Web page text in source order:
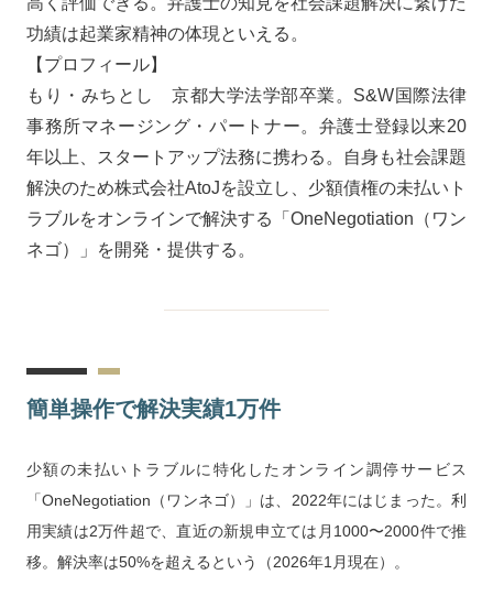
功績は起業家精神の体現といえる。
【プロフィール】
もり・みちとし 京都大学法学部卒業。S&W国際法律
事務所マネージング・パートナー。弁護士登録以来20
年以上、スタートアップ法務に携わる。自身も社会課題
解決のため株式会社AtoJを設立し、少額債権の未払いト
ラブルをオンラインで解決する「OneNegotiation（ワン
ネゴ）」を開発・提供する。
簡単操作で解決実績1万件
少額の未払いトラブルに特化したオンライン調停サービス
「OneNegotiation（ワンネゴ）」は、2022年にはじまった。利
用実績は2万件超で、直近の新規申立ては月1000〜2000件で推
移。解決率は50%を超えるという（2026年1月現在）。